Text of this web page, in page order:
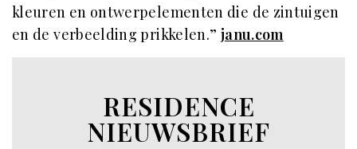
kleuren en ontwerpelementen die de zintuigen
en de verbeelding prikkelen.” janu.com
RESIDENCE
NIEUWSBRIEF